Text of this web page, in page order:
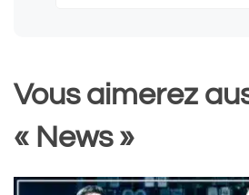
Vous aimerez
« News »